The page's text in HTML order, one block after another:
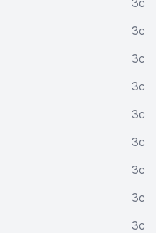
3c
3c
3c
3c
3c
3c
3c
3c
3c